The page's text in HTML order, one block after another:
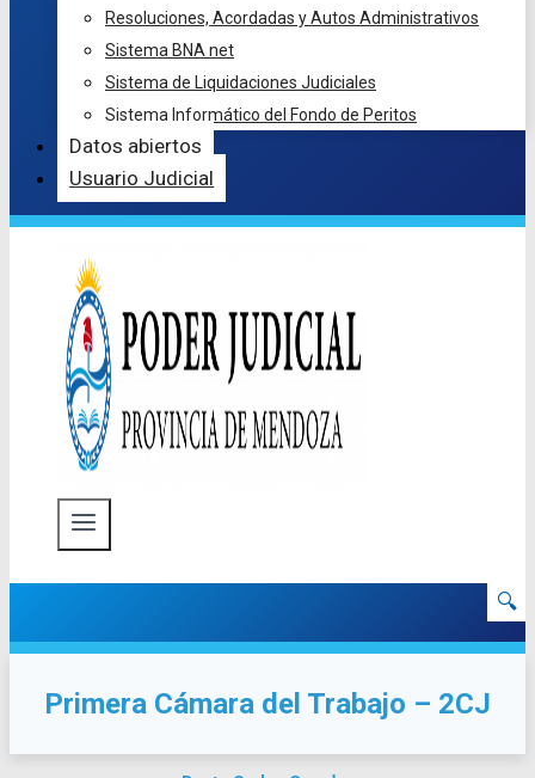
Resoluciones, Acordadas y Autos Administrativos
Sistema BNA net
Sistema de Liquidaciones Judiciales
Sistema Informático del Fondo de Peritos
Datos abiertos
Usuario Judicial
🔍
Primera Cámara del Trabajo – 2CJ